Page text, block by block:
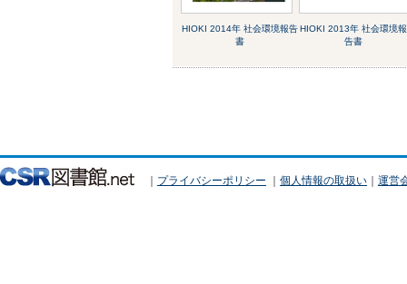
HIOKI 2014年 社会環境報告
書
HIOKI 2013年 社会環境報
告書
｜ プライバシーポリシー ｜ 個人情報の取扱い ｜ 運営